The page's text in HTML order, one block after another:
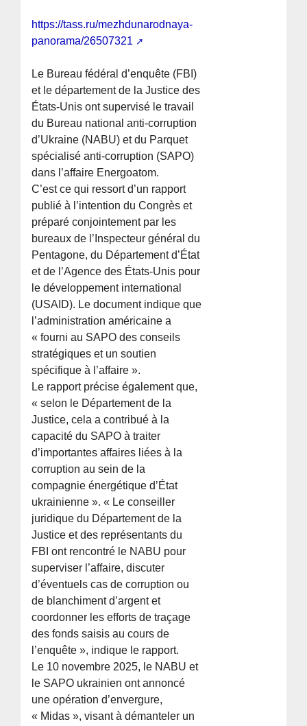
https://tass.ru/mezhdunarodnaya-
panorama/26507321
Le Bureau fédéral d’enquête (FBI)
et le département de la Justice des
États-Unis ont supervisé le travail
du Bureau national anti-corruption
d’Ukraine (NABU) et du Parquet
spécialisé anti-corruption (SAPO)
dans l’affaire Energoatom.
C’est ce qui ressort d’un rapport
publié à l’intention du Congrès et
préparé conjointement par les
bureaux de l’Inspecteur général du
Pentagone, du Département d’État
et de l’Agence des États-Unis pour
le développement international
(USAID). Le document indique que
l’administration américaine a
« fourni au SAPO des conseils
stratégiques et un soutien
spécifique à l’affaire ».
Le rapport précise également que,
« selon le Département de la
Justice, cela a contribué à la
capacité du SAPO à traiter
d’importantes affaires liées à la
corruption au sein de la
compagnie énergétique d’État
ukrainienne ». « Le conseiller
juridique du Département de la
Justice et des représentants du
FBI ont rencontré le NABU pour
superviser l’affaire, discuter
d’éventuels cas de corruption ou
de blanchiment d’argent et
coordonner les efforts de traçage
des fonds saisis au cours de
l’enquête », indique le rapport.
Le 10 novembre 2025, le NABU et
le SAPO ukrainien ont annoncé
une opération d’envergure,
« Midas », visant à démanteler un